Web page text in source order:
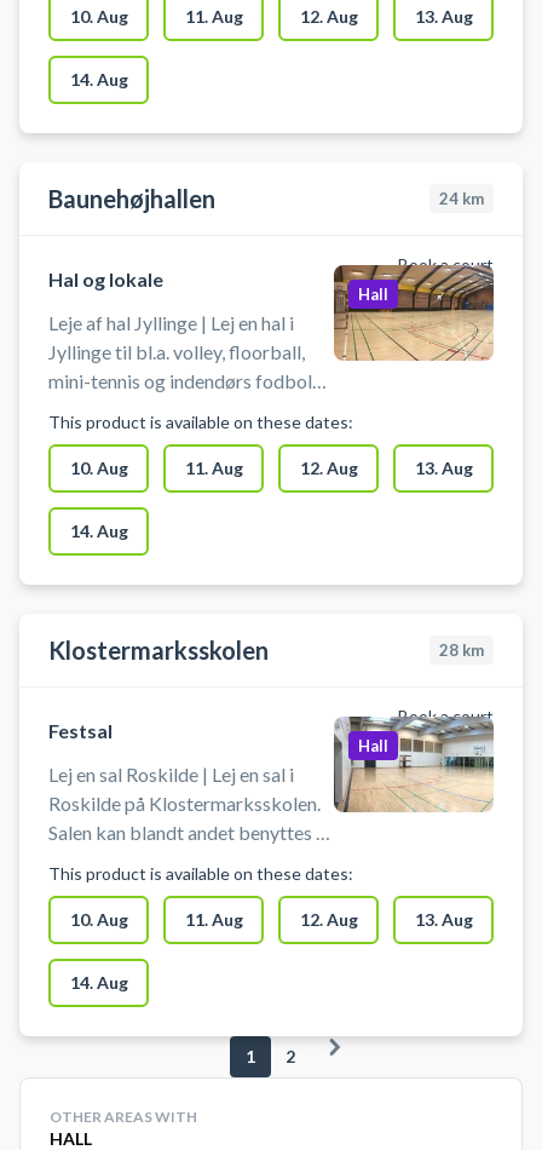
medbringe ketcher og bolde - og
man skal selv sætte net op.
10. Aug 11. Aug 12. Aug 13. Aug
14. Aug
Baunehøjhallen 24 km
Book a court
Hal og lokale
Leje af hal Jyllinge | Lej en hal i
Jyllinge til bl.a. volley, floorball,
mini-tennis og indendørs fodbold
ved Baunehøjskolen i Jyllinge.
Man medbringer selv bolde,
ketcher eller stave.
Hall
This product is available on these dates:
10. Aug 11. Aug 12. Aug 13. Aug
14. Aug
Klostermarksskolen 28 km
Book a court
Festsal
Lej en sal Roskilde | Lej en sal i
Roskilde på Klostermarksskolen.
Salen kan blandt andet benyttes til
Dans, Yoga og Kampsport. Salen
findes på Klostermarksskolen i
Roskilde.
Hall
This product is available on these dates:
10. Aug 11. Aug 12. Aug 13. Aug
14. Aug
1 2
OTHER AREAS WITH
HALL